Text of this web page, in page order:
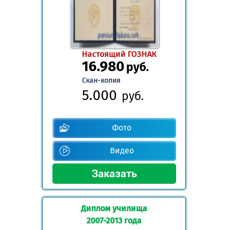
Настоящий ГОЗНАК
16.980руб.
Скан-копия
5.000 руб.
Фото
Видео
Диплом училища
2007-2013 года